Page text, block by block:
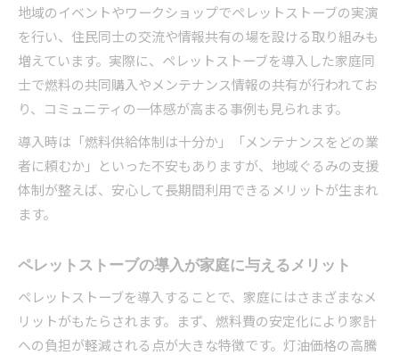
地域のイベントやワークショップでペレットストーブの実演
を行い、住民同士の交流や情報共有の場を設ける取り組みも
増えています。実際に、ペレットストーブを導入した家庭同
士で燃料の共同購入やメンテナンス情報の共有が行われてお
り、コミュニティの一体感が高まる事例も見られます。
導入時は「燃料供給体制は十分か」「メンテナンスをどの業
者に頼むか」といった不安もありますが、地域ぐるみの支援
体制が整えば、安心して長期間利用できるメリットが生まれ
ます。
ペレットストーブの導入が家庭に与えるメリット
ペレットストーブを導入することで、家庭にはさまざまなメ
リットがもたらされます。まず、燃料費の安定化により家計
への負担が軽減される点が大きな特徴です。灯油価格の高騰